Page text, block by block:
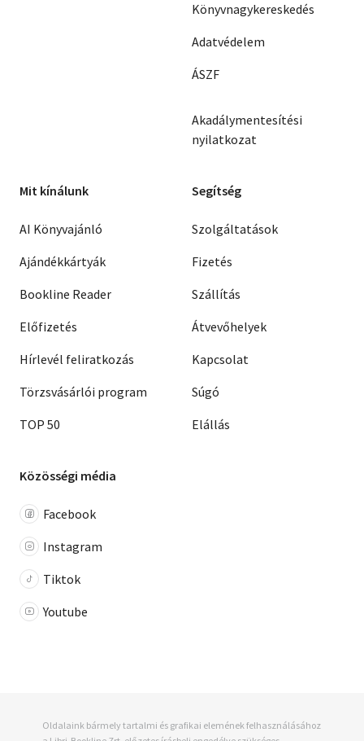
Könyvnagykereskedés
Adatvédelem
ÁSZF
Akadálymentesítési
nyilatkozat
Mit kínálunk
AI Könyvajánló
Ajándékkártyák
Bookline Reader
Előfizetés
Hírlevél feliratkozás
Törzsvásárlói program
TOP 50
Segítség
Szolgáltatások
Fizetés
Szállítás
Átvevőhelyek
Kapcsolat
Súgó
Elállás
Közösségi média
Facebook
Instagram
Tiktok
Youtube
Oldalaink bármely tartalmi és grafikai elemének felhasználásához